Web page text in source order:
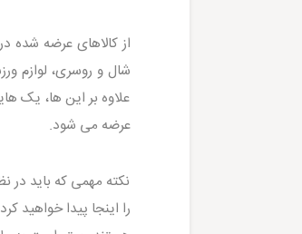
از کالاهای عرضه شده
شال و روسری، لوازم
علاوه بر این ها، یک
عرضه می شود.
نکته مهمی که باید در
را اینجا پیدا خواهید